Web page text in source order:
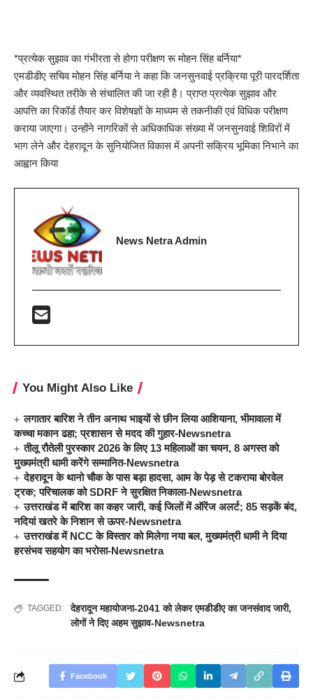
*प्रत्येक सुझाव का गंभीरता से होगा परीक्षण रू मोहन सिंह बर्निया*
एमडीडीए सचिव मोहन सिंह बर्निया ने कहा कि जनसुनवाई प्रक्रिया पूरी पारदर्शिता
और व्यवस्थित तरीके से संचालित की जा रही है। प्राप्त प्रत्येक सुझाव और
आपत्ति का रिकॉर्ड तैयार कर विशेषज्ञों के माध्यम से तकनीकी एवं विधिक परीक्षण
कराया जाएगा। उन्होंने नागरिकों से अधिकाधिक संख्या में जनसुनवाई शिविरों में
भाग लेने और देहरादून के सुनियोजित विकास में अपनी सक्रिय भूमिका निभाने का
आह्वान किया
News Netra Admin
You Might Also Like
लगातार बारिश ने तीन अनाथ भाइयों से छीन लिया आशियाना, भीमावाला में
कच्चा मकान ढहा; प्रशासन से मदद की गुहार-Newsnetra
तीलू रौतेली पुरस्कार 2026 के लिए 13 महिलाओं का चयन, 8 अगस्त को
मुख्यमंत्री धामी करेंगे सम्मानित-Newsnetra
देहरादून के थानो चौक के पास बड़ा हादसा, आम के पेड़ से टकराया बोरवेल
ट्रक; परिचालक को SDRF ने सुरक्षित निकाला-Newsnetra
उत्तराखंड में बारिश का कहर जारी, कई जिलों में ऑरेंज अलर्ट; 85 सड़कें बंद,
नदियां खतरे के निशान से ऊपर-Newsnetra
उत्तराखंड में NCC के विस्तार को मिलेगा नया बल, मुख्यमंत्री धामी ने दिया
हरसंभव सहयोग का भरोसा-Newsnetra
TAGGED: देहरादून महायोजना-2041 को लेकर एमडीडीए का जनसंवाद जारी,
लोगों ने दिए अहम सुझाव-Newsnetra
Facebook